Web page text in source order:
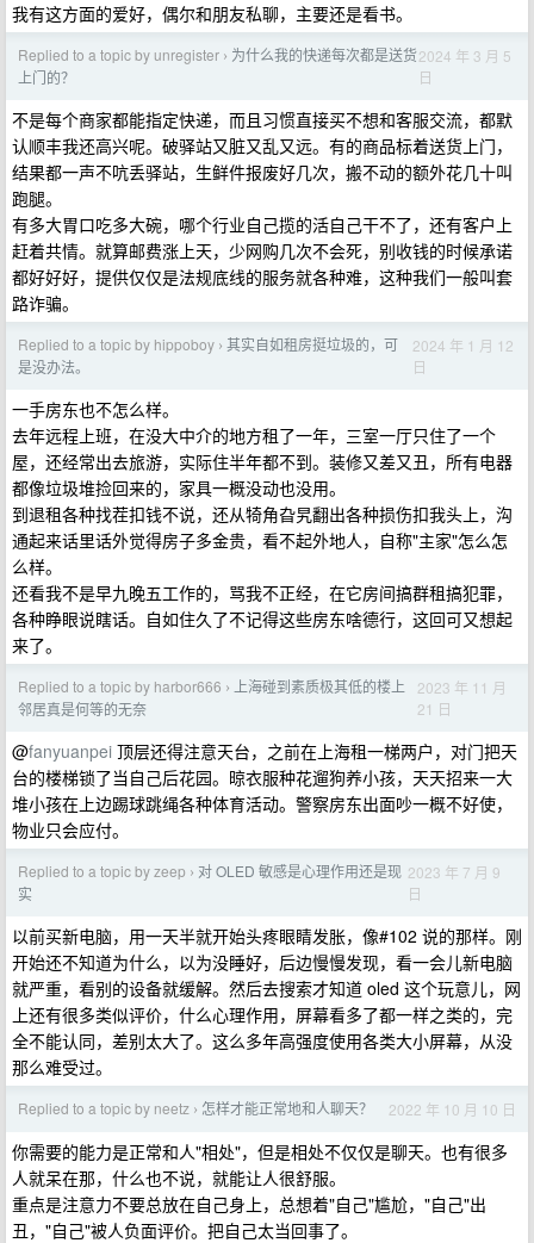
我有这方面的爱好，偶尔和朋友私聊，主要还是看书。
Replied to a topic by unregister › 为什么我的快递每次都是送货
上门的？
2024 年 3 月 5
日
不是每个商家都能指定快递，而且习惯直接买不想和客服交流，都默
认顺丰我还高兴呢。破驿站又脏又乱又远。有的商品标着送货上门，
结果都一声不吭丢驿站，生鲜件报废好几次，搬不动的额外花几十叫
跑腿。
有多大胃口吃多大碗，哪个行业自己揽的活自己干不了，还有客户上
赶着共情。就算邮费涨上天，少网购几次不会死，别收钱的时候承诺
都好好好，提供仅仅是法规底线的服务就各种难，这种我们一般叫套
路诈骗。
Replied to a topic by hippoboy › 其实自如租房挺垃圾的，可
是没办法。
2024 年 1 月 12
日
一手房东也不怎么样。
去年远程上班，在没大中介的地方租了一年，三室一厅只住了一个
屋，还经常出去旅游，实际住半年都不到。装修又差又丑，所有电器
都像垃圾堆捡回来的，家具一概没动也没用。
到退租各种找茬扣钱不说，还从犄角旮旯翻出各种损伤扣我头上，沟
通起来话里话外觉得房子多金贵，看不起外地人，自称"主家"怎么怎
么样。
还看我不是早九晚五工作的，骂我不正经，在它房间搞群租搞犯罪，
各种睁眼说瞎话。自如住久了不记得这些房东啥德行，这回可又想起
来了。
Replied to a topic by harbor666 ›
上海碰到素质极其低的楼上
邻居真是何等的无奈
2023 年 11 月
21 日
@fanyuanpei 顶层还得注意天台，之前在上海租一梯两户，对门把天
台的楼梯锁了当自己后花园。晾衣服种花遛狗养小孩，天天招来一大
堆小孩在上边踢球跳绳各种体育活动。警察房东出面吵一概不好使，
物业只会应付。
Replied to a topic by zeep › 对 OLED 敏感是心理作用还是现
实
2023 年 7 月 9
日
以前买新电脑，用一天半就开始头疼眼睛发胀，像#102 说的那样。刚
开始还不知道为什么，以为没睡好，后边慢慢发现，看一会儿新电脑
就严重，看别的设备就缓解。然后去搜索才知道 oled 这个玩意儿，网
上还有很多类似评价，什么心理作用，屏幕看多了都一样之类的，完
全不能认同，差别太大了。这么多年高强度使用各类大小屏幕，从没
那么难受过。
Replied to a topic by neetz › 怎样才能正常地和人聊天？ 2022 年 10 月 10 日
你需要的能力是正常和人"相处"，但是相处不仅仅是聊天。也有很多
人就呆在那，什么也不说，就能让人很舒服。
重点是注意力不要总放在自己身上，总想着"自己"尴尬，"自己"出
丑，"自己"被人负面评价。把自己太当回事了。